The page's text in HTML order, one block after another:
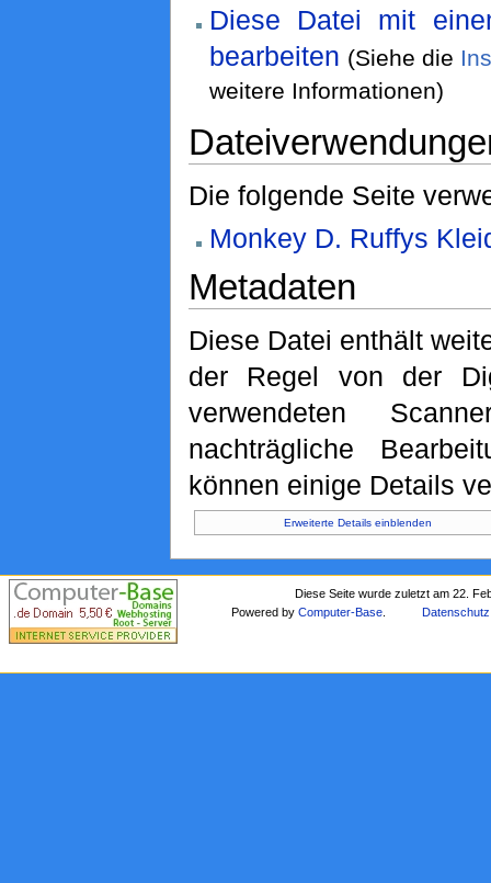
Diese Datei mit
bearbeiten (Siehe die
weitere Informationen)
Die folgende Seite
Monkey D. Ruffys
Metadaten
Diese Datei enthält
der Regel von der
verwendeten
nachträgliche
können einige Details
Erweiterte Details einblenden
Diese Seite wurde zuletzt am 22.
Powered byComputer-Base Datenschutz